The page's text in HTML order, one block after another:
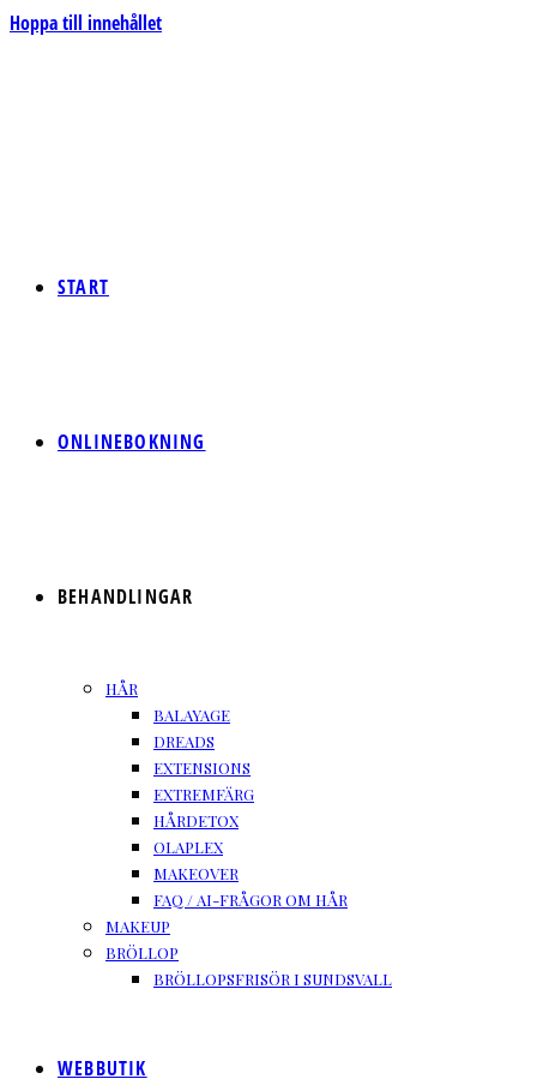
Hoppa till innehållet
START
ONLINEBOKNING
BEHANDLINGAR
HÅR
BALAYAGE
DREADS
EXTENSIONS
EXTREMFÄRG
HÅRDETOX
OLAPLEX
MAKEOVER
FAQ / AI-FRÅGOR OM HÅR
MAKEUP
BRÖLLOP
BRÖLLOPSFRISÖR I SUNDSVALL
WEBBUTIK